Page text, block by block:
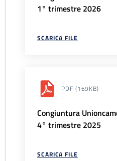
1° trimestre 2026
SCARICA FILE
PDF (169KB)
Congiuntura
4° trimestre 2025
SCARICA FILE